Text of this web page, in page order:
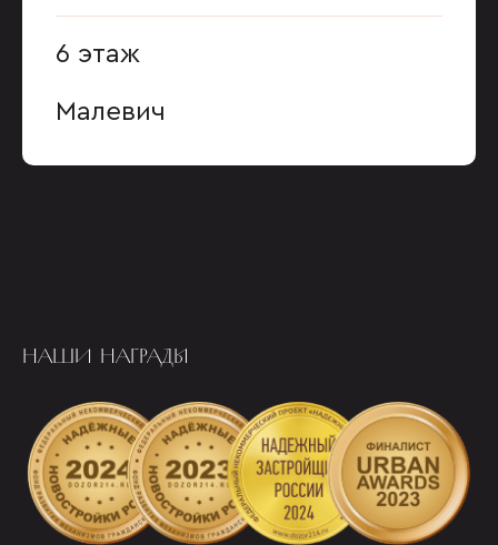
6 этаж
Малевич
НАШИ НАГРАДЫ